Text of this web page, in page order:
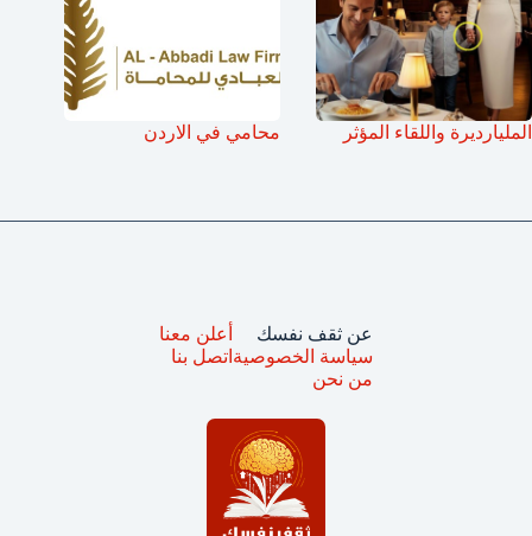
المليارديرة واللقاء المؤثر محامي في الاردن
عن ثقف نفسك
سياسة الخصوصية
من نحن
أعلن معنا
اتصل بنا